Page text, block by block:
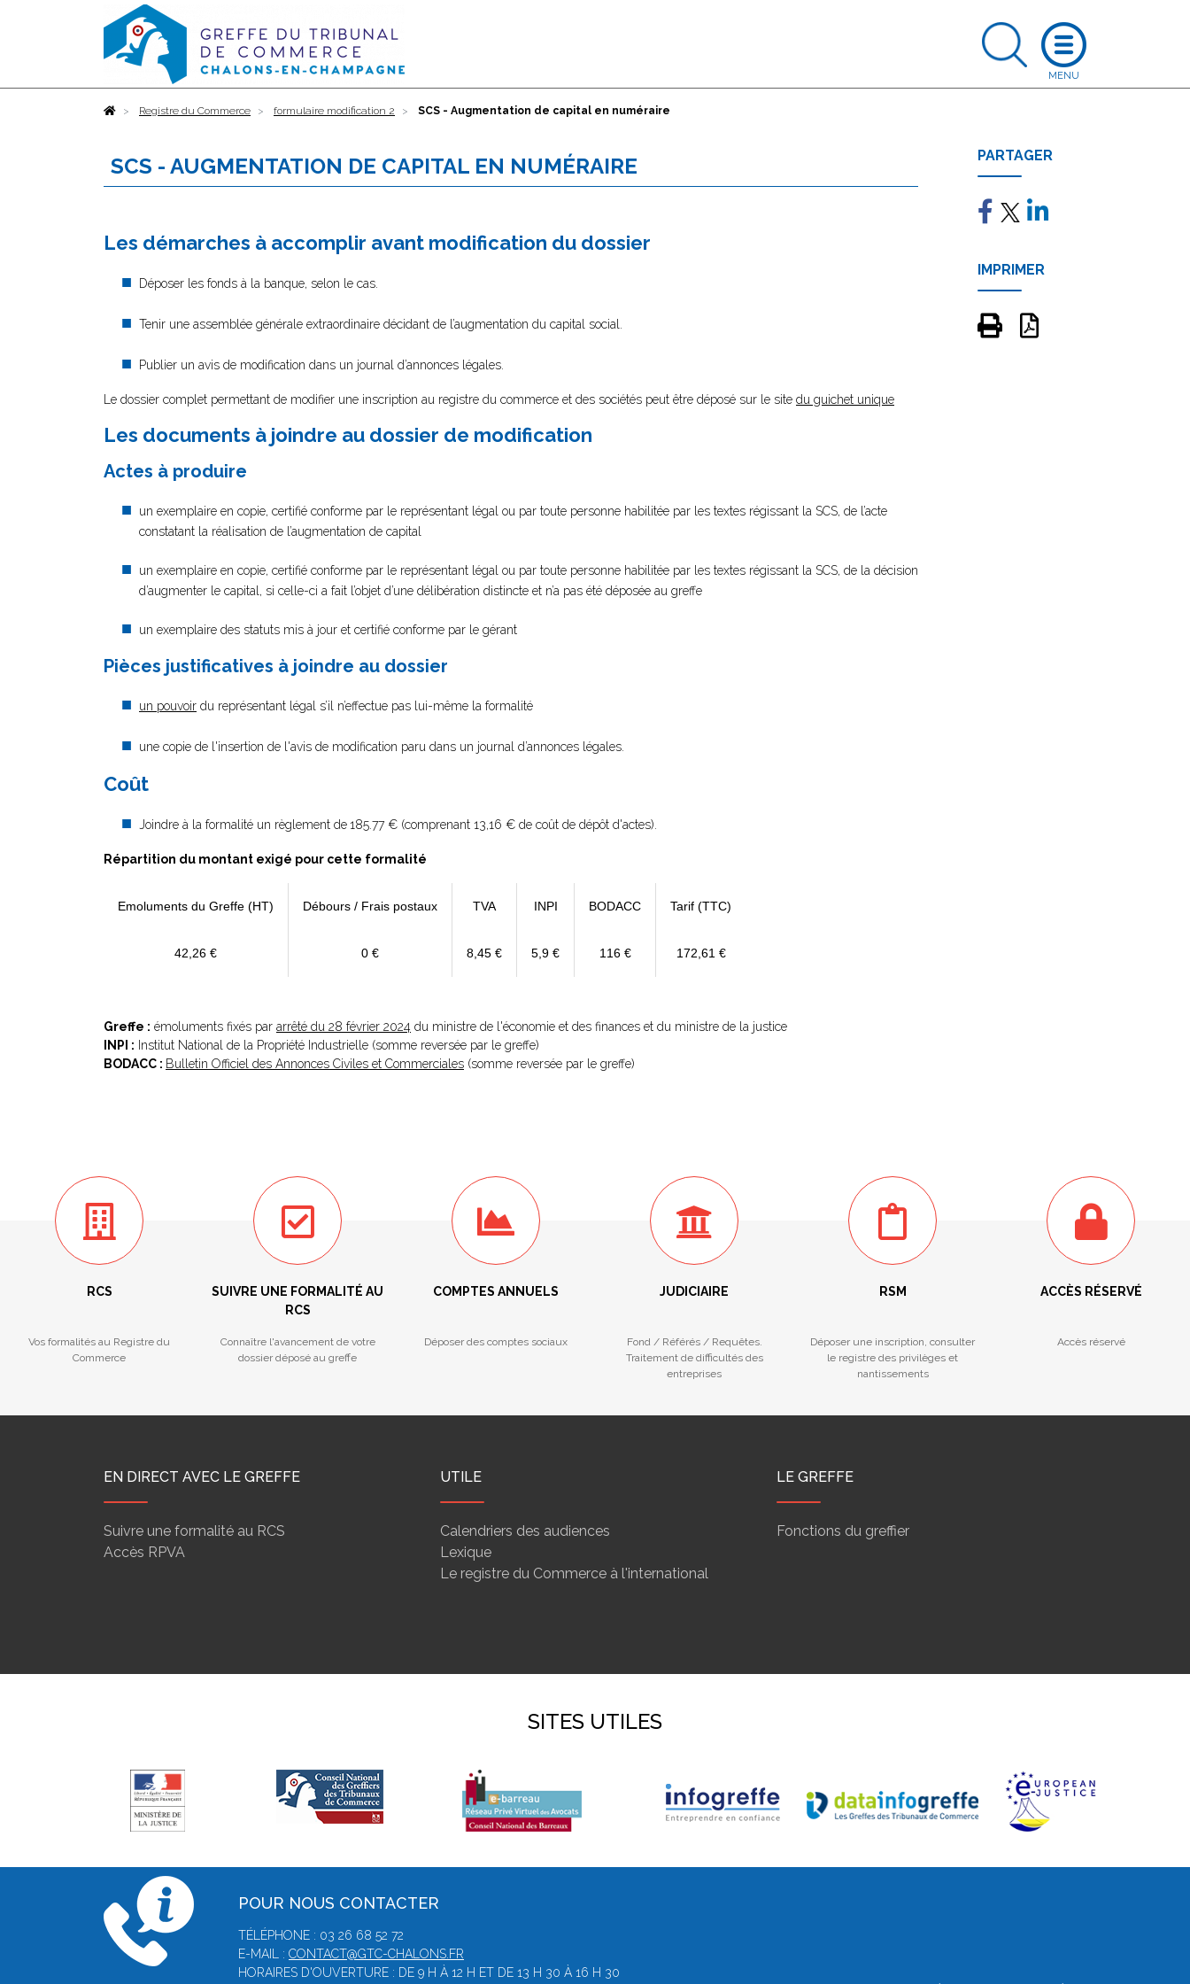
AccueilRegistre du Commerce formulaire modification 2 SCS - Augmentation de capital en numéraire
SCS - AUGMENTATION DE CAPITAL EN NUMÉRAIRE
Les démarches à accomplir avant modification du dossier
Déposer les fonds à la banque, selon le cas.
Tenir une assemblée générale extraordinaire décidant de l’augmentation du capital social.
Publier un avis de modification dans un journal d’annonces légales.
Le dossier complet permettant de modifier une inscription au registre du commerce et des sociétés peut être déposé sur le site du guichet unique
Les documents à joindre au dossier de modification
Actes à produire
un exemplaire en copie, certifié conforme par le représentant légal ou par toute personne habilitée par les textes régissant la SCS, de l’acte
constatant la réalisation de l’augmentation de capital
un exemplaire en copie, certifié conforme par le représentant légal ou par toute personne habilitée par les textes régissant la SCS, de la décision
d’augmenter le capital, si celle-ci a fait l’objet d’une délibération distincte et n’a pas été déposée au greffe
un exemplaire des statuts mis à jour et certifié conforme par le gérant
Pièces justificatives à joindre au dossier
un pouvoir du représentant légal s’il n’effectue pas lui-même la formalité
une copie de l'insertion de l'avis de modification paru dans un journal d’annonces légales.
Coût
Joindre à la formalité un règlement de185.77 € (comprenant 13,16 € de coût de dépôt d'actes).
Répartition du montant exigé pour cette formalité
Emoluments du Greffe (HT) Débours / Frais postaux TVA INPI BODACC Tarif (TTC)
42,26 € 0 € 8,45 € 5,9 € 116 € 172,61 €
Greffe : émoluments fixés par arrêté du 28 février 2024 du ministre de l'économie et des finances et du ministre de la justice
INPI : Institut National de la Propriété Industrielle (somme reversée par le greffe)
BODACC : Bulletin Officiel des Annonces Civiles et Commerciales (somme reversée par le greffe)
PARTAGER
IMPRIMER
RCS
Vos formalités au Registre du
Commerce
SUIVRE UNE FORMALITÉ AU
RCS
Connaître l'avancement de votre
dossier déposé au greffe
COMPTES ANNUELS
Déposer des comptes sociaux
JUDICIAIRE
Fond / Référés / Requêtes.
Traitement de difficultés des
entreprises
RSM
Déposer une inscription, consulter
le registre des privilèges et
nantissements
ACCÈS RÉSERVÉ
Accès réservé
EN DIRECT AVEC LE GREFFE
Suivre une formalité au RCS
Accès RPVA
UTILE
Calendriers des audiences
Lexique
Le registre du Commerce à l'international
LE GREFFE
Fonctions du greffier
SITES UTILES
POUR NOUS CONTACTER
TÉLÉPHONE : 03 26 68 52 72
E-MAIL : CONTACT@GTC-CHALONS.FR
HORAIRES D'OUVERTURE : DE 9 H À 12 H ET DE 13 H 30 À 16 H 30